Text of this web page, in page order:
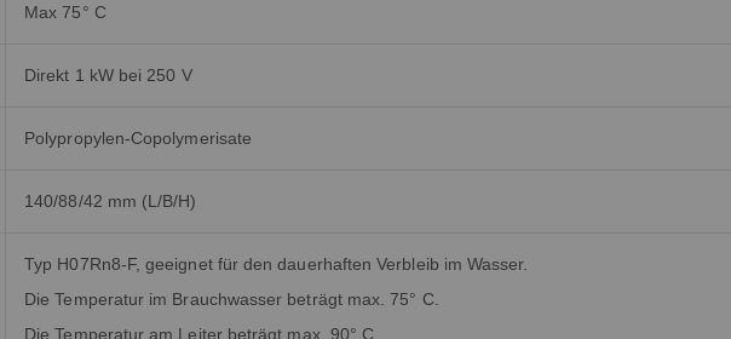
Max 75° C
Direkt 1 kW bei 250 V
Polypropylen-Copolymerisate
140/88/42 mm (L/B/H)
Typ H07Rn8-F, geeignet für den dauerhaften Verbleib im Wasser.
Die Temperatur im Brauchwasser beträgt max. 75° C.
Die Temperatur am Leiter beträgt max. 90° C.